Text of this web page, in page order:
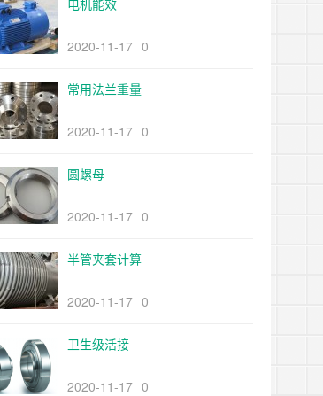
电机能效
2020-11-17 0
常用法兰重量
2020-11-17 0
圆螺母
2020-11-17 0
半管夹套计算
2020-11-17 0
卫生级活接
2020-11-17 0